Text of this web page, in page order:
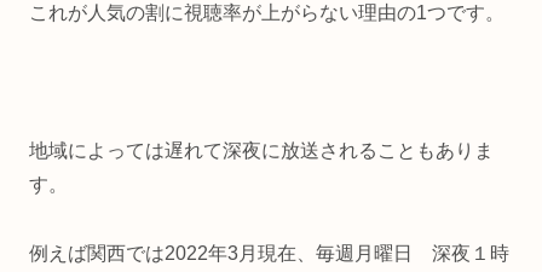
これが人気の割に視聴率が上がらない理由の1つです。
地域によっては遅れて深夜に放送されることもありま
す。
例えば関西では2022年3月現在、毎週月曜日 深夜１時